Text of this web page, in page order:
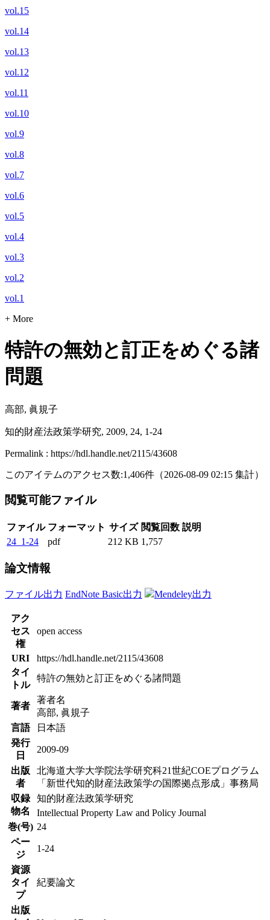
vol.15
vol.14
vol.13
vol.12
vol.11
vol.10
vol.9
vol.8
vol.7
vol.6
vol.5
vol.4
vol.3
vol.2
vol.1
+ More
特許の無効と訂正をめぐる諸
問題
高部, 眞規子
知的財産法政策学研究, 2009, 24, 1-24
Permalink : https://hdl.handle.net/2115/43608
このアイテムのアクセス数:1,406件 （2026-08-09 02:15 集計）
閲覧可能ファイル
ファイル フォーマット サイズ 閲覧回数 説明
24_1-24
pdf 212 KB 1,757
論文情報
ファイル出力 EndNote Basic出力 Mendeley出力
アク
セス
権
open access
URI
https://hdl.handle.net/2115/43608
タイ
トル
特許の無効と訂正をめぐる諸問題
著者
著者名
高部, 眞規子
言語
日本語
発行
日
2009-09
出版
者
北海道大学大学院法学研究科21世紀COEプログラム
「新世代知的財産法政策学の国際拠点形成」事務局
収録
物名
知的財産法政策学研究
Intellectual Property Law and Policy Journal
巻(号) 24
ペー
ジ
1-24
資源
タイ
プ
紀要論文
出版